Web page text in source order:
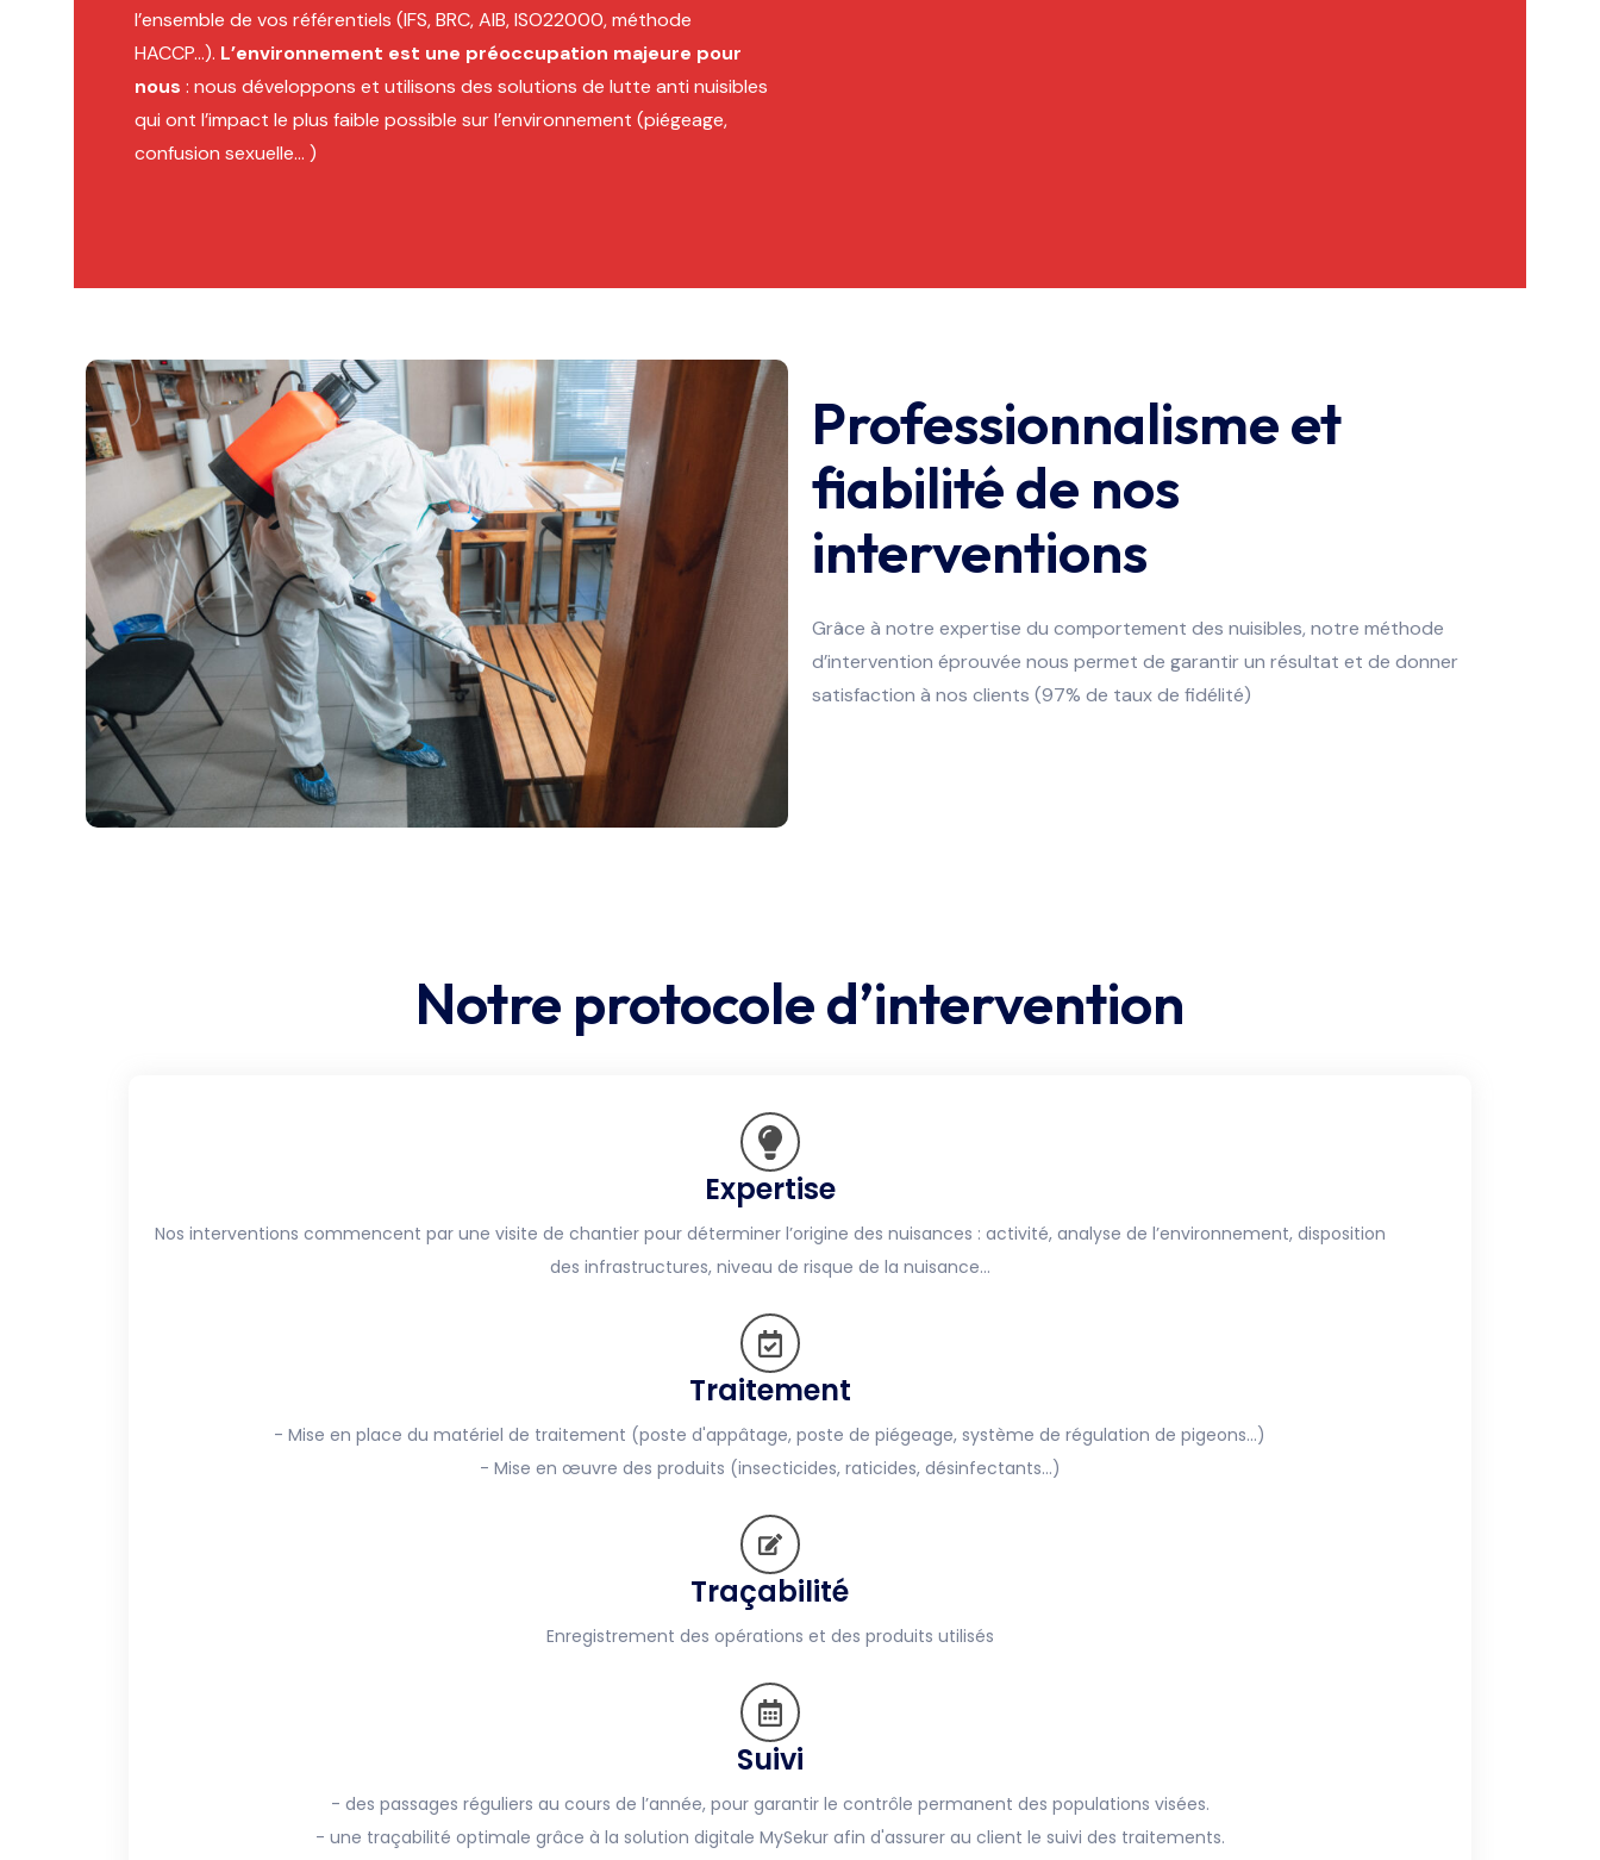
l’ensemble de vos référentiels (IFS, BRC, AIB, ISO22000, méthode
HACCP…). L’environnement est une préoccupation majeure pour
nous : nous développons et utilisons des solutions de lutte anti nuisibles
qui ont l’impact le plus faible possible sur l’environnement (piégeage,
confusion sexuelle… )
Professionnalisme et
fiabilité de nos
interventions
Grâce à notre expertise du comportement des nuisibles, notre méthode
d’intervention éprouvée nous permet de garantir un résultat et de donner
satisfaction à nos clients (97% de taux de fidélité)
Notre protocole d’intervention
Expertise
Nos interventions commencent par une visite de chantier pour déterminer l’origine des nuisances : activité, analyse de l’environnement, disposition
des infrastructures, niveau de risque de la nuisance…
Traitement
- Mise en place du matériel de traitement (poste d'appâtage, poste de piégeage, système de régulation de pigeons…)
- Mise en œuvre des produits (insecticides, raticides, désinfectants…)
Traçabilité
Enregistrement des opérations et des produits utilisés
Suivi
- des passages réguliers au cours de l’année, pour garantir le contrôle permanent des populations visées.
- une traçabilité optimale grâce à la solution digitale MySekur afin d'assurer au client le suivi des traitements.